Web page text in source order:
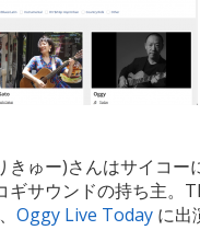
ゅー)さんはサイコー
ギサウンドの持ち主。
Oggy Live Today に出